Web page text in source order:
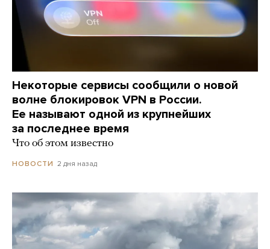
Некоторые сервисы сообщили о новой
волне блокировок VPN в России.
Ее называют одной из крупнейших
за последнее время
Что об этом известно
НОВОСТИ 2 дня назад